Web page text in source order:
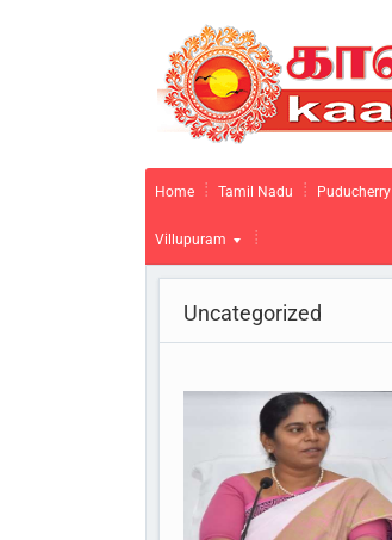
Home Tamil Nadu Puducherry
Villupuram
Uncategorized